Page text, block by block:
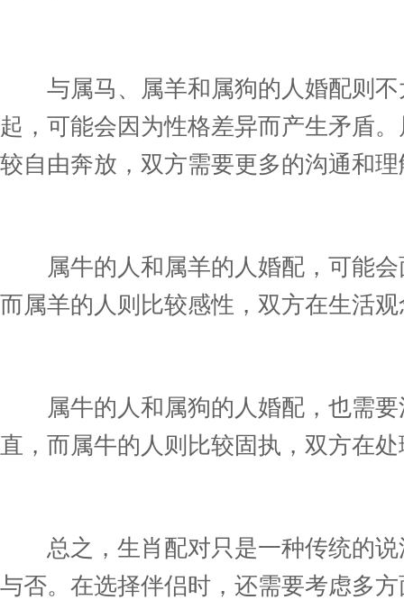
与属马、属羊和属狗的人婚配则不
起，可能会因为性格差异而产生矛盾
较自由奔放，双方需要更多的沟通和
属牛的人和属羊的人婚配，可能会
而属羊的人则比较感性，双方在生活
属牛的人和属狗的人婚配，也需要
直，而属牛的人则比较固执，双方在
总之，生肖配对只是一种传统的说
与否。在选择伴侣时，还需要考虑多